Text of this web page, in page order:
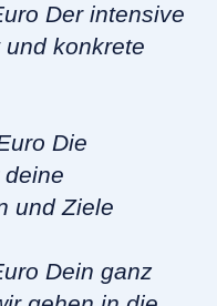
Der intensive
konkrete
Die
und Ziele
Dein ganz